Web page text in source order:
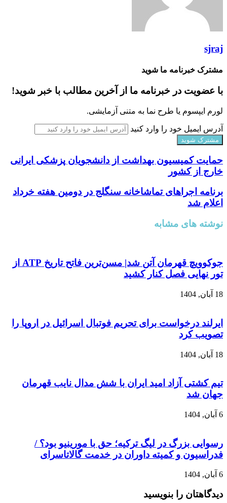
sjraj
مشترک خبرنامه ما شوید
با عضویت در خبرنامه ما از آخرین مطالب با خبر شوید!
لورم ایپسوم یا طرح‌ نما به متنی آزمایشی.
آدرس ایمیل خود را وارد کنید
حمایت کمیسیون بهداشت از دانشجویان پزشکی ایرانی
خارج از کشور
برنامه اجرا‌های تماشاخانه سنگلج در دومین هفته خرداد
اعلام شد
نوشته های مشابه
جوکوویچ قهرمان آتن شد| مسن‌ترین فاتح تاریخ ATP از
تور نهایی فصل کنار کشید
18 آبان, 1404
ایرلند درخواست برای تحریم فوتبال اسرائیل در اروپا را
تصویب کرد
18 آبان, 1404
تیم کشتی آزاد امید ایران با شش مدال نایب قهرمان
جهان شد
6 آبان, 1404
رسوایی بزرگ در لیگ ترکیه؛ حق با مورینیو بود؟ /
فدراسیون و کمیته داوران در خدمت گالاتاسرای
6 آبان, 1404
دیدگاهتان را بنویسید